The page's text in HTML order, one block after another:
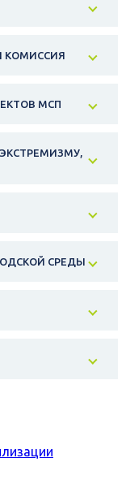
КОМИССИЯ
МСП
СРЕДЫ